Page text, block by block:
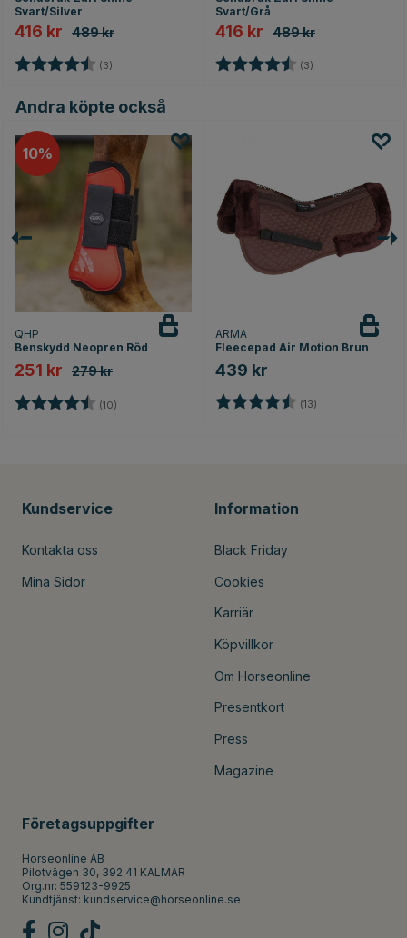
Svart/Silver
416 kr 489 kr
Betyg: (3)
Svart/Grå
416 kr 489 kr
Betyg: (3)
Andra köpte också
10
QHP
Benskydd Neopren Röd
251 kr 279 kr
Betyg: (10)
ARMA
Fleecepad Air Motion Brun
439 kr
Betyg: (13)
Kundservice
Kontakta oss
Mina Sidor
Information
Black Friday
Cookies
Karriär
Köpvillkor
Om Horseonline
Presentkort
Press
Magazine
Företagsuppgifter
Horseonline AB
Pilotvägen 30, 392 41 KALMAR
Org.nr: 559123-9925
Kundtjänst: kundservice@horseonline.se